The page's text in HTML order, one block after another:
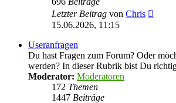
Letzter Beitrag von Chris
15.06.2026, 11:15
Useranfragen
Du hast Fragen zum Forum? Oder
werden? In dieser Rubrik bist Du
Moderator: Moderatoren
172 Themen
1447 Beiträge